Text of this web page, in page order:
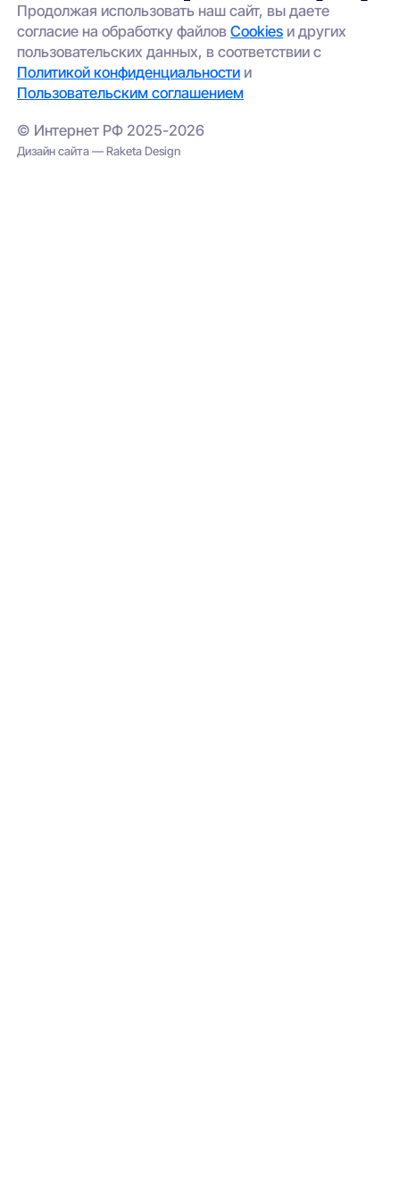
(например, беспроводной интернет);
проверить соседние адреса — иногда
сеть проведена в соседнем корпусе.
Продолжая использовать наш сайт, вы даете
согласие на обработку файловCookies и других
пользовательских данных, в соответствии с
Политикой конфиденциальности и
Пользовательским соглашением
© Интернет РФ 2025-2026
Дизайн сайта — Raketa Design